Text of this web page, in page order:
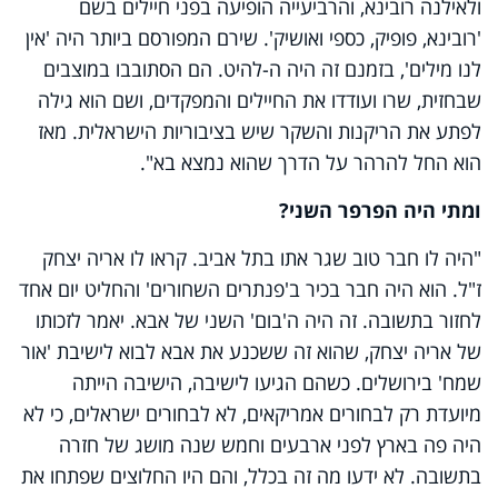
ולאילנה רובינא, והרביעייה הופיעה בפני חיילים בשם
'רובינא, פופיק, כספי ואושיק'. שירם המפורסם ביותר היה 'אין
לנו מילים', בזמנם זה היה ה-להיט. הם הסתובבו במוצבים
שבחזית, שרו ועודדו את החיילים והמפקדים, ושם הוא גילה
לפתע את הריקנות והשקר שיש בציבוריות הישראלית. מאז
הוא החל להרהר על הדרך שהוא נמצא בא".
ומתי היה הפרפר השני?
"היה לו חבר טוב שגר אתו בתל אביב. קראו לו אריה יצחק
ז"ל. הוא היה חבר בכיר ב'פנתרים השחורים' והחליט יום אחד
לחזור בתשובה. זה היה ה'בום' השני של אבא. יאמר לזכותו
של אריה יצחק, שהוא זה ששכנע את אבא לבוא לישיבת 'אור
שמח' בירושלים. כשהם הגיעו לישיבה, הישיבה הייתה
מיועדת רק לבחורים אמריקאים, לא לבחורים ישראלים, כי לא
היה פה בארץ לפני ארבעים וחמש שנה מושג של חזרה
בתשובה. לא ידעו מה זה בכלל, והם היו החלוצים שפתחו את